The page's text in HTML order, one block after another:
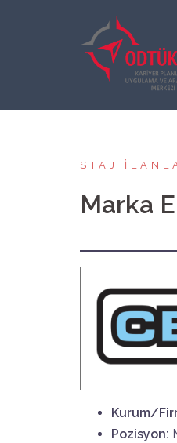
STAJ
Marka
Kurum/
Pozisyon: